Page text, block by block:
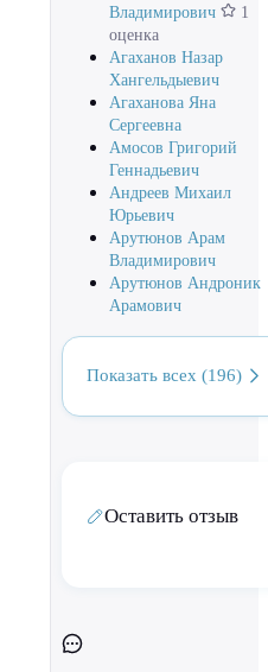
Владимирович
1
оценка
Агаханов Назар
Хангельдыевич
Агаханова Яна
Сергеевна
Амосов Григорий
Геннадьевич
Андреев Михаил
Юрьевич
Арутюнов Арам
Владимирович
Арутюнов Андроник
Арамович
Показать всех (196)
Оставить отзыв